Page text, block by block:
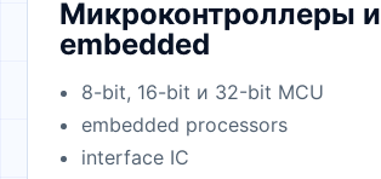
Микроконтроллеры и
embedded
8-bit, 16-bit и 32-bit MCU
embedded processors
interface IC